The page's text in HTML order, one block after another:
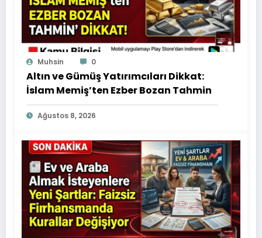
Muhsin 0
Altın ve Gümüş Yatırımcıları Dikkat:
İslam Memiş’ten Ezber Bozan Tahmin
Ağustos 8, 2026